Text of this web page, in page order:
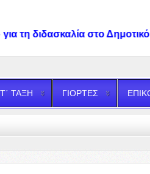
διδασκαλία στο Δημοτικό
ΤΑΞΗ ΓΙΟΡΤΕΣ